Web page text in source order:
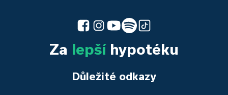
Za lepšíhypotéku
Důležité odkazy